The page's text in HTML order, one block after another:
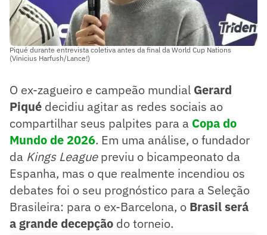
Piqué durante entrevista coletiva antes da final da World Cup Nations
(Vinicius Harfush/Lance!)
O ex-zagueiro e campeão mundial Gerard
Piqué decidiu agitar as redes sociais ao
compartilhar seus palpites para a Copa do
Mundo de 2026. Em uma análise, o fundador
da Kings Leaguepreviu o bicampeonato da
Espanha, mas o que realmente incendiou os
debates foi o seu prognóstico para a Seleção
Brasileira: para o ex-Barcelona, o Brasil será
a grande decepção do torneio.